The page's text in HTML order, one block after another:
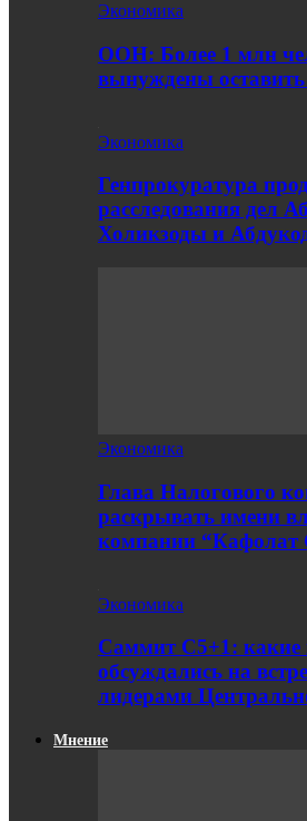
Экономика
ООН: Более 1 млн
вынуждены
Экономика
Генпрокуратура
расследования дел
Холикзоды и
Экономика
Глава Налогового
раскрывать имени
компании “Кафолат
Экономика
Саммит С5+1: какие
обсуждались на
лидерами
Мнение